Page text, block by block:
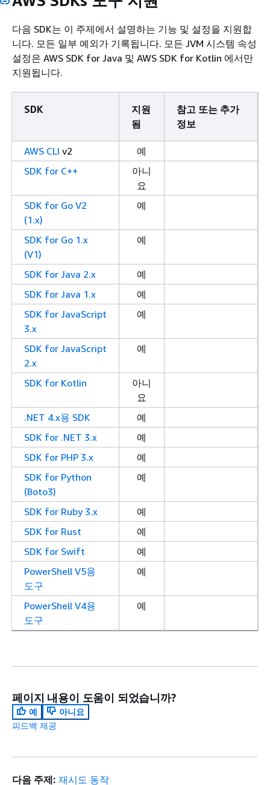
다음 SDK는 이 주제에서 설명하는 기능 및 설정을 지원합
니다. 모든 일부 예외가 기록됩니다. 모든 JVM 시스템 속성
설정은 AWS SDK for Java 및 AWS SDK for Kotlin 에서만
지원됩니다.
SDK
지원
됨
참고 또는 추가
정보
AWS CLI v2
예
SDK for C++
아니
요
SDK for Go V2
(1.x)
예
SDK for Go 1.x
(V1)
예
SDK for Java 2.x
예
SDK for Java 1.x
예
SDK for JavaScript
3.x
예
SDK for JavaScript
2.x
예
SDK for Kotlin
아니
요
.NET 4.x용 SDK
예
SDK for .NET 3.x
예
SDK for PHP 3.x
예
SDK for Python
(Boto3)
예
SDK for Ruby 3.x
예
SDK for Rust
예
SDK for Swift
예
PowerShell V5용
도구
예
PowerShell V4용
도구
예
페이지 내용이 도움이 되었습니까?
예
아니요
피드백 제공
다음 주제: 재시도 동작